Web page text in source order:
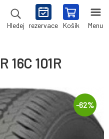
Hledej rezervace Košík Menu
16C 101R
-62%